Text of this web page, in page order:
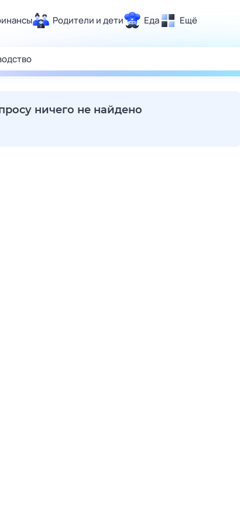
Родители и дети Еда Ещё
Развлечения и отдых
Спорт
ничего не найдено